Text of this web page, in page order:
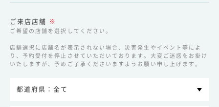
ご来店店舗 ※
ご希望の店舗を選択してください。
店舗選択に店舗名が表示されない場合、災害発生やイベント等によ
り、予約受付を停止させていただいております。大変ご迷惑をお掛け
いたしますが、予めご了承くださいますようお願い申し上げます。